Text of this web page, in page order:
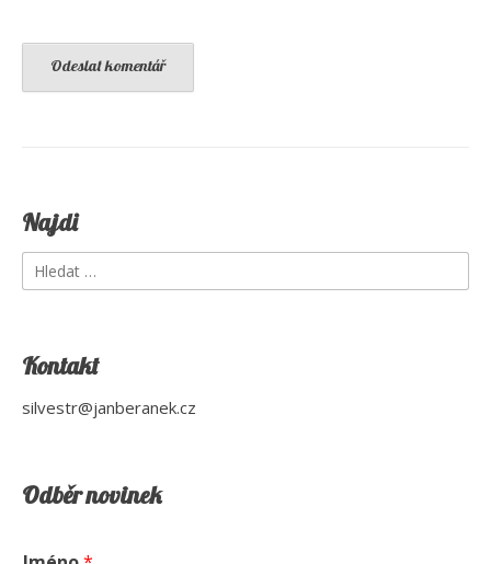
Najdi
Vyhledávání
Kontakt
silvestr@janberanek.cz
Odběr novinek